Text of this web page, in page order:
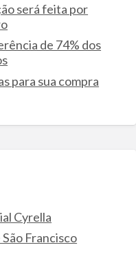
será feita por
de 74% dos
para sua compra
Cyrella
São Francisco